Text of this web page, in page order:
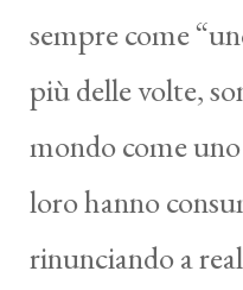
sempre come
più delle volte,
mondo come
loro hanno
rinunciando a